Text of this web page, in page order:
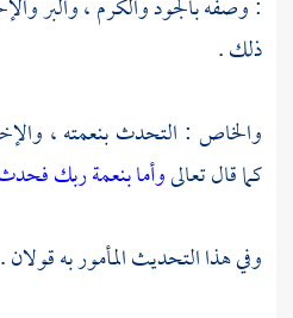
: وصفه بالجود والكرم ، والبر
ذلك .
والخاص : التحدث بنعمته ،
كما قال تعالىوأما بنعمة ربك
وفي هذا التحديث المأمور به قولان .